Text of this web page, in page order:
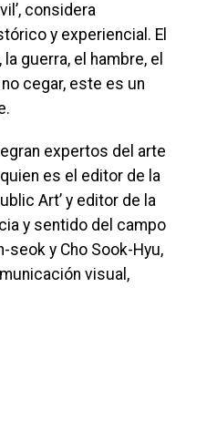
considera
y experiencial. El
guerra, el hambre, el
cegar, este es un
expertos del arte
es el editor de la
Art’ y editor de la
y sentido del campo
y Cho Sook-Hyu,
visual,